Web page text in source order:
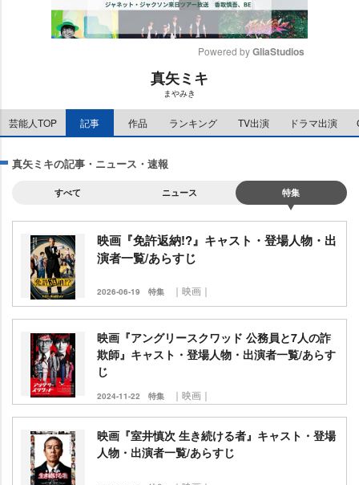
e
Powered by GliaStudios
真矢ミキ
まやみき
芸能人TOP 記事 作品 ランキング TV出演 ドラマ出演
真矢ミキの記事・ニュース・速報
すべて ニュース 特集
映画『免許返納!?』キャスト・登場人物・出
演者一覧/あらすじ
2026-06-19 特集 ｜映画｜
映画『アングリースクワッド 公務員と7人の詐
欺師』キャスト・登場人物・出演者一覧/あらす
じ
2024-11-22 特集 ｜映画｜
映画『室井慎次 生き続ける者』キャスト・登場
人物・出演者一覧/あらすじ